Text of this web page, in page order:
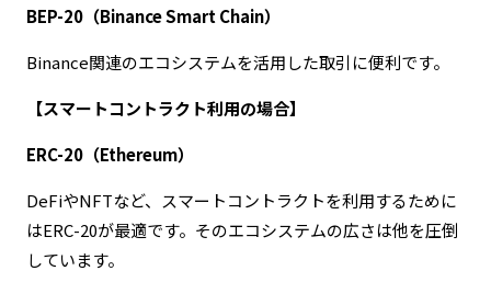
BEP-20（Binance Smart Chain）
Binance関連のエコシステムを活用した取引に便利です。
【スマートコントラクト利用の場合】
ERC-20（Ethereum）
DeFiやNFTなど、スマートコントラクトを利用するために
はERC-20が最適です。そのエコシステムの広さは他を圧倒
しています。